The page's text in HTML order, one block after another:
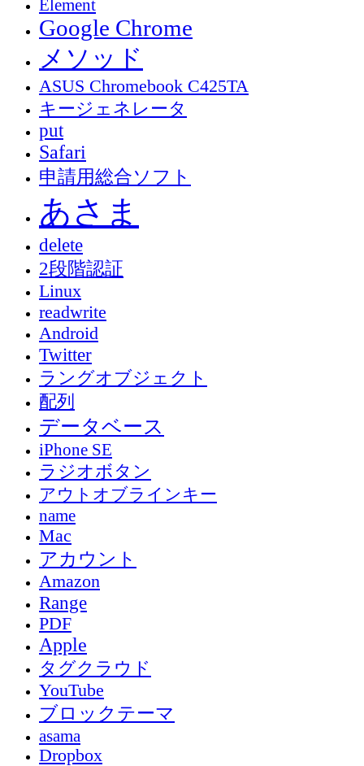
Element
Google Chrome
メソッド
ASUS Chromebook C425TA
キージェネレータ
put
Safari
申請用総合ソフト
あさま
delete
2段階認証
Linux
readwrite
Android
Twitter
ラングオブジェクト
配列
データベース
iPhone SE
ラジオボタン
アウトオブラインキー
name
Mac
アカウント
Amazon
Range
PDF
Apple
タグクラウド
YouTube
ブロックテーマ
asama
Dropbox